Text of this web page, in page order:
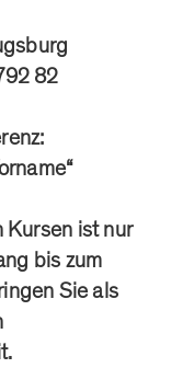
82
Kursen ist nur
bis zum
Sie als